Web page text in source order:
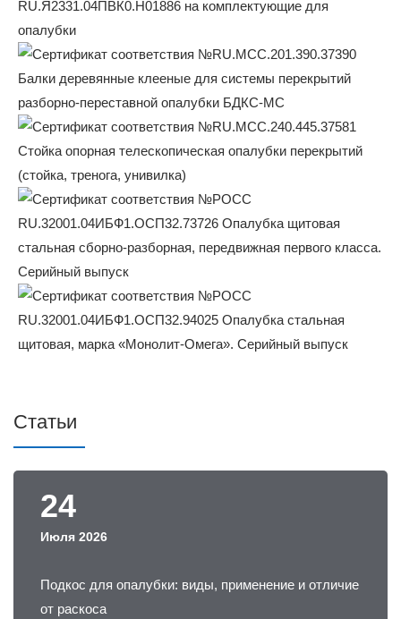
Статьи
24
Июля 2026
Подкос для опалубки: виды, применение и отличие
от раскоса